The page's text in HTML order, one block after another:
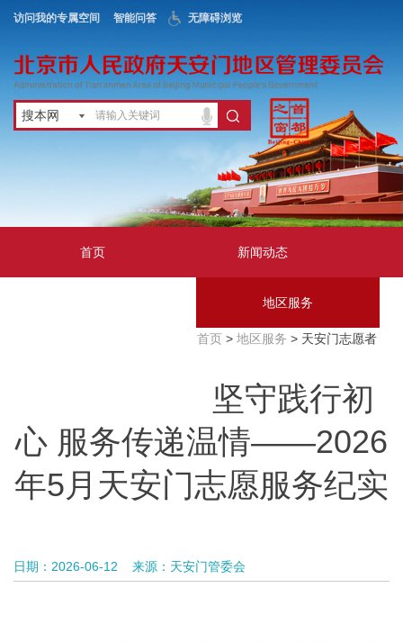
访问我的专属空间 智能问答 无障碍浏览
搜本网
首页 新闻动态
地区服务
首页> 地区服务 > 天安门志愿者
坚守践行初
心 服务传递温情——2026
年5月天安门志愿服务纪实
日期：2026-06-12 来源：天安门管委会